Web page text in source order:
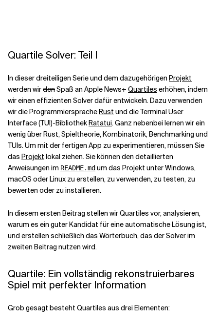
Verwandte Themen
Quartile Solver: Teil I
In dieser dreiteiligen Serie und dem dazugehörigen Projekt
werden wirdenSpaß an Apple News+ Quartiles erhöhen, indem
wir einen effizienten Solver dafür entwickeln. Dazu verwenden
wir die ProgrammierspracheRust und die Terminal User
Interface (TUI)-BibliothekRatatui. Ganz nebenbei lernen wir ein
wenig über Rust, Spieltheorie, Kombinatorik, Benchmarking und
TUIs. Um mit der fertigen App zu experimentieren, müssen Sie
das Projekt lokal ziehen. Sie können den detaillierten
Anweisungen im README.md um das Projekt unter Windows,
macOS oder Linux zu erstellen, zu verwenden, zu testen, zu
bewerten oder zu installieren.
In diesem ersten Beitrag stellen wir Quartiles vor, analysieren,
warum es ein guter Kandidat für eine automatische Lösung ist,
und erstellen schließlich das Wörterbuch, das der Solver im
zweiten Beitrag nutzen wird.
Quartile: Ein vollständig rekonstruierbares
Spiel mit perfekter Information
Grob gesagt besteht Quartiles aus drei Elementen: